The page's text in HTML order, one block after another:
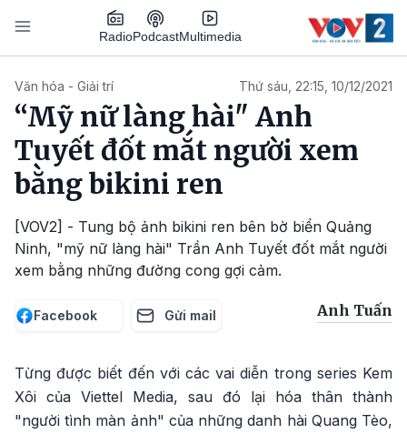
Nhảy đến nội dung
RadioPodcastMultimedia
Văn hóa - Giải trí Thứ sáu, 22:15, 10/12/2021
“Mỹ nữ làng hài" Anh
Tuyết đốt mắt người xem
bằng bikini ren
[VOV2] - Tung bộ ảnh bikini ren bên bờ biển Quảng
Ninh, "mỹ nữ làng hài" Trần Anh Tuyết đốt mắt người
xem bằng những đường cong gợi cảm.
Facebook Gửi mail Anh Tuấn
Từng được biết đến với các vai diễn trong series Kem
Xôi của Viettel Media, sau đó lại hóa thân thành
"người tình màn ảnh" của những danh hài Quang Tèo,